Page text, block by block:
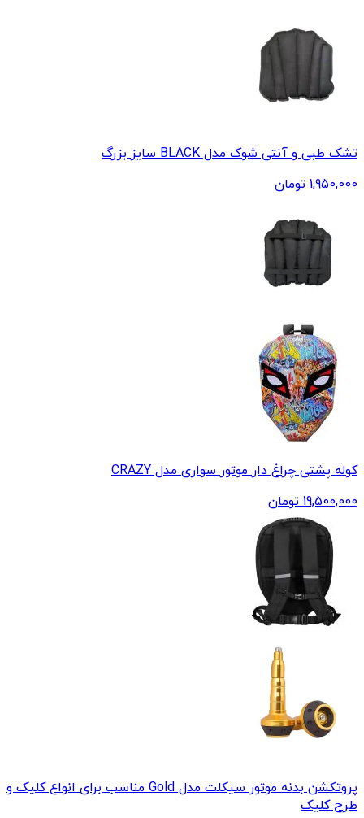
تشک طبی و آنتی شوک مدل BLACK سایز بزرگ
1,950,000 تومان
کوله پشتی چراغ دار موتور سواری مدل CRAZY
19,500,000 تومان
پروتکشن بدنه موتور سیکلت مدل Gold مناسب برای انواع کلیک و
طرح کلیک